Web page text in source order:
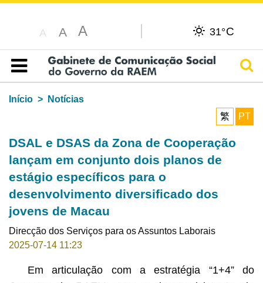
A A A 31°C
Índice
Início
Notícias
繁
PT
DSAL e DSAS da Zona de Cooperação
lançam em conjunto dois planos de
estágio específicos para o
desenvolvimento diversificado dos
jovens de Macau
Direcção dos Serviços para os Assuntos Laborais
2025-07-14 11:23
Em articulação com a estratégia “1+4” do